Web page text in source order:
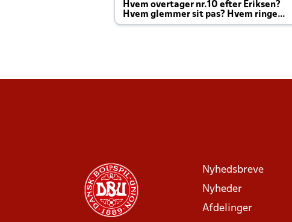
Hvem overtager nr.10 efter Eriksen?
Hvem glemmer sit pas? Hvem ringer
Joachim altid til efter kampe?
Nyhedsbreve
Nyheder
Afdelinger